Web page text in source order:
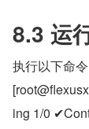
8.3 运
执行以下命
ing 1/0